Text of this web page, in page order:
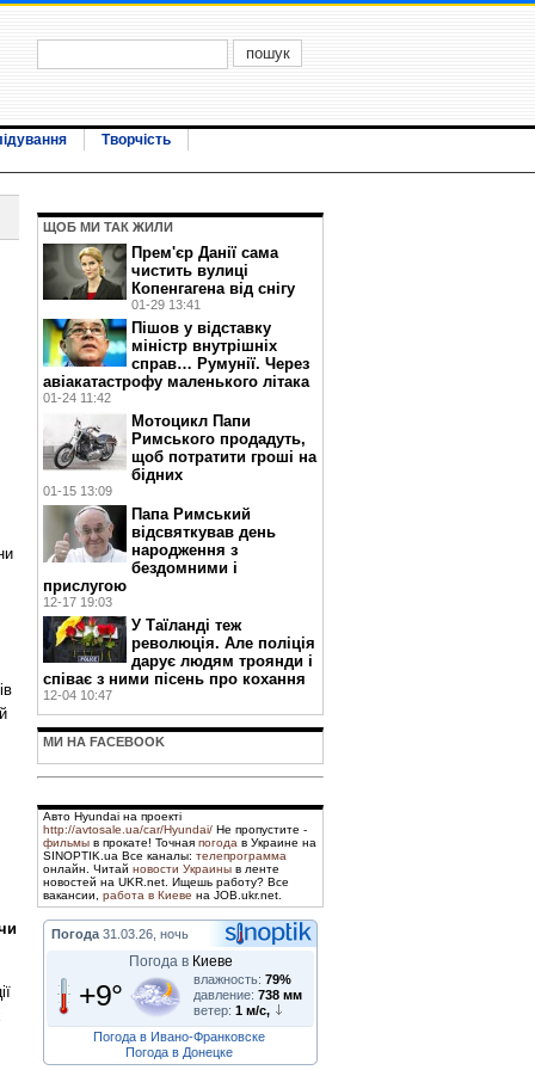
Творчість
ЩОБ МИ ТАК ЖИЛИ
Прем'єр Данії сама
чистить вулиці
Копенгагена від снігу
01-29 13:41
Пішов у відставку
міністр внутрішніх
справ… Румунії. Через
авіакатастрофу маленького літака
01-24 11:42
Мотоцикл Папи
Римського продадуть,
щоб потратити гроші на
бідних
01-15 13:09
Папа Римський
відсвяткував день
народження з
бездомними і
прислугою
12-17 19:03
У Таїланді теж
революція. Але поліція
дарує людям троянди і
співає з ними пісень про кохання
12-04 10:47
МИ НА FACEBOOK
Авто Hyundai на проекті
http://avtosale.ua/car/Hyundai/ Не пропустите -
фильмы в прокате! Точная погода в Украине на
SINOPTIK.ua Все каналы: телепрограмма
онлайн. Читай новости Украины в ленте
новостей на UKR.net. Ищешь работу? Все
вакансии, работа в Киеве на JOB.ukr.net.
Погода 31.03.26, ночь
Погода в Киеве
+9° влажность: 79%
давление: 738 мм
ветер: 1 м/с,
Погода в Ивано-Франковске
Погода в Донецке